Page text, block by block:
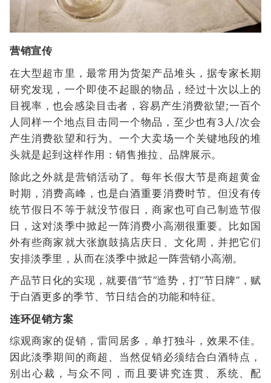
营销宣传
在大型超市里，最常用为货架产品堆头，据专家长期
研究发现，一个即使不起眼的物品，经过十次以上的
目视率，也会感染目击者，容易产生消费欲望;一百个
人同样一个地点目击同一个物品，至少也有3人/次会
产生消费欲望和行为。一个大卖场一个关键地段的堆
头就是起到这样作用：销售推拉、品牌展示。
除此之外就是营销活动了。每年长假大节是商超黄金
时期，消费高峰，也是白酒重要消费时节。但没有传
统节假日不等于就没节假日，商家也可自己制造节假
日，这对淡季中掀起一阵消费小高潮很重要。比如国
外有些商家就大张旗鼓搞店庆日、文化周，并把它们
安排淡季里，从而在淡季中掀起一阵营销小高潮。
产品节日化的实现，就要借“节”造势，打“节日牌”，赋
于白酒更多的季节、节日结合的功能和特征。
连环促销方案
综观商家的促销，雷同居多，单打独斗，效果不佳。
因此淡季期间的商超、当然促销必须结合白酒特点，
别出心裁，与众不同，而且要讲究连贯、系统、配